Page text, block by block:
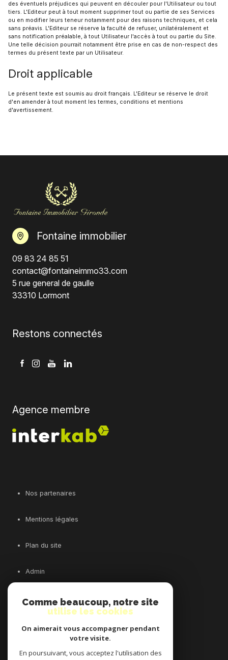
des éventuels préjudices qui peuvent en découler pour l'Utilisateur ou tout
tiers. L'Editeur peut à tout moment supprimer tout ou partie de ses Services
ou en modifier leurs teneur notamment pour des raisons techniques, et cela
sans préavis. L'Editeur se réserve la faculté de refuser, unilatéralement et
sans notification préalable, à tout Utilisateur l'accès à tout ou partie du Site.
Une telle décision pourrait notamment être prise en cas de non-respect des
termes du présent texte par un Utilisateur.
Droit applicable
Le présent texte est soumis au droit français. L'Editeur se réserve le droit
d'en amender à tout moment les termes, conditions et mentions
d'avertissement.
Fontaine immobilier
09 83 24 85 51
contact@fontaineimmo33.com
5 rue general de gaulle
33310 Lormont
Restons connectés
Agence membre
Nos partenaires
Mentions légales
Plan du site
Admin
Nos honoraires
Comme beaucoup, notre site
utilise les cookies
On aimerait vous accompagner pendant
votre visite.
En poursuivant, vous acceptez l'utilisation des